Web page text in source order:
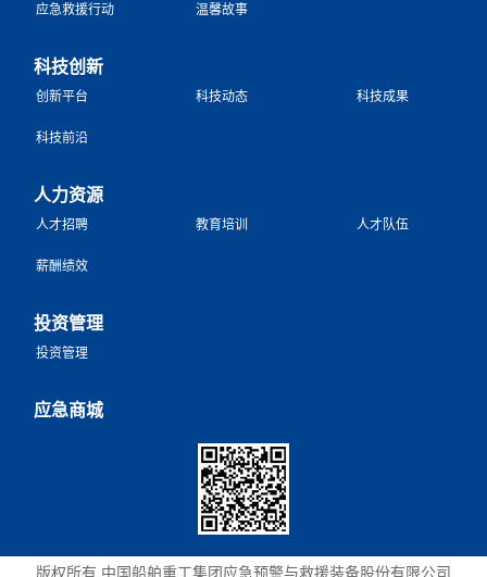
应急救援行动 温馨故事
科技创新
创新平台 科技动态 科技成果
科技前沿
人力资源
人才招聘 教育培训 人才队伍
薪酬绩效
投资管理
投资管理
应急商城
版权所有 中国船舶重工集团应急预警与救援装备股份有限公司